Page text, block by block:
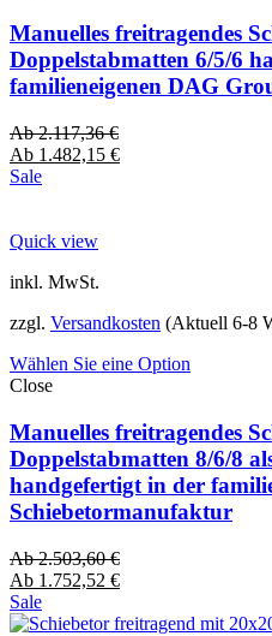
Manuelles freitragendes
Doppelstabmatten 6/5/6
familieneigenen DAG
Ab2.117,36€
Ab 1.482,15 €
Sale
Quick view
inkl. MwSt.
zzgl. Versandkosten (Aktuell 6-8
Wählen Sie eine Option
Close
Manuelles freitragendes
Doppelstabmatten 8/6/8
handgefertigt in der
Schiebetormanufaktur
Ab2.503,60€
Ab 1.752,52 €
Sale